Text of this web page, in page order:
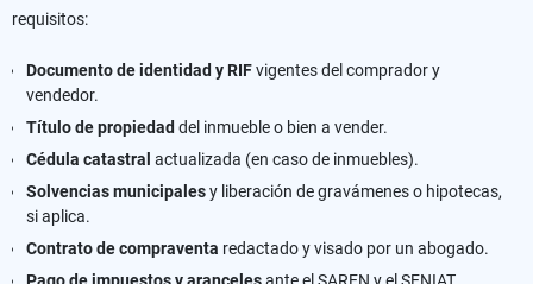
requisitos:
Documento de identidad y RIFvigentes del comprador y
vendedor.
Título de propiedad del inmueble o bien a vender.
Cédula catastral actualizada (en caso de inmuebles).
Solvencias municipalesy liberación de gravámenes o hipotecas,
si aplica.
Contrato de compraventa redactado y visado por un abogado.